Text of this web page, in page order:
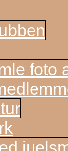
foto